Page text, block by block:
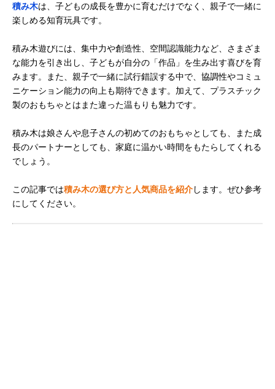
積み木は、子どもの成長を豊かに育むだけでなく、親子で一緒に
楽しめる知育玩具です。
積み木遊びには、集中力や創造性、空間認識能力など、さまざま
な能力を引き出し、子どもが自分の「作品」を生み出す喜びを育
みます。また、親子で一緒に試行錯誤する中で、協調性やコミュ
ニケーション能力の向上も期待できます。加えて、プラスチック
製のおもちゃとはまた違った温もりも魅力です。
積み木は娘さんや息子さんの初めてのおもちゃとしても、また成
長のパートナーとしても、家庭に温かい時間をもたらしてくれる
でしょう。
この記事では積み木の選び方と人気商品を紹介します。ぜひ参考
にしてください。